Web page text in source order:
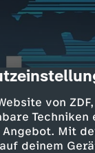
von
Mit
deinem
ZDF
mit Ziel
Gesetz